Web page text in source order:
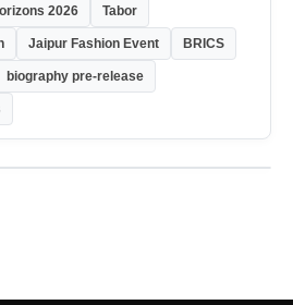
2026 Tabor
Jaipur Fashion Event BRICS
biography pre-release